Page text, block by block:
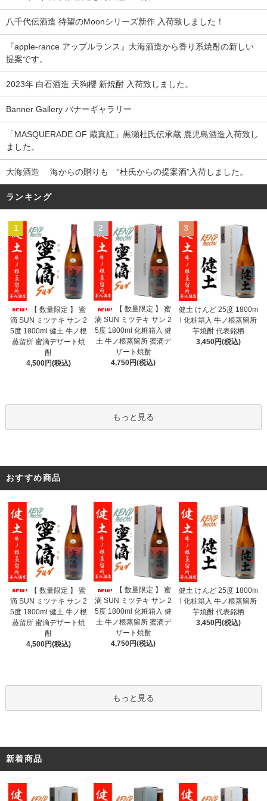
八千代伝酒造 待望のMoonシリーズ新作 入荷致しました！
『apple-rance アップルランス』大海酒造から香り系焼酎の新しい
提案です。
2023年 白石酒造 天狗櫻 新焼酎 入荷致しました。
Banner Gallery バナーギャラリー
「MASQUERADE OF 蔵真紅」黒瀬杜氏伝承蔵 鹿児島酒造入荷致し
ました。
大海酒造 海からの贈りも “杜氏からの提案酒”入荷しました。
ランキング
1
【 数量限定 】 蜜
滴 SUN ミツテキ サン 2
5度 1800ml 健土 牛ノ根
蒸留所 蜜滴デザート焼
酎
4,500円(税込)
2
【 数量限定 】 蜜
滴 SUN ミツテキ サン 2
5度 1800ml 化粧箱入 健
土 牛ノ根蒸留所 蜜滴デ
ザート焼酎
4,750円(税込)
3
健土 けんど 25度 1800m
l 化粧箱入 牛ノ根蒸留所
芋焼酎 代表銘柄
3,450円(税込)
もっと見る
おすすめ商品
【 数量限定 】 蜜
滴 SUN ミツテキ サン 2
5度 1800ml 健土 牛ノ根
蒸留所 蜜滴デザート焼
酎
4,500円(税込)
【 数量限定 】 蜜
滴 SUN ミツテキ サン 2
5度 1800ml 化粧箱入 健
土 牛ノ根蒸留所 蜜滴デ
ザート焼酎
4,750円(税込)
健土 けんど 25度 1800m
l 化粧箱入 牛ノ根蒸留所
芋焼酎 代表銘柄
3,450円(税込)
もっと見る
新着商品